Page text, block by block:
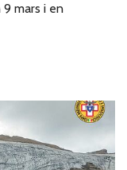
9 mars i en